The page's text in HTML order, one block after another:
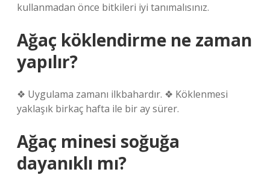
kullanmadan önce bitkileri iyi tanımalısınız.
Ağaç köklendirme ne zaman
yapılır?
❖ Uygulama zamanı ilkbahardır. ❖ Köklenmesi
yaklaşık birkaç hafta ile bir ay sürer.
Ağaç minesi soğuğa
dayanıklı mı?